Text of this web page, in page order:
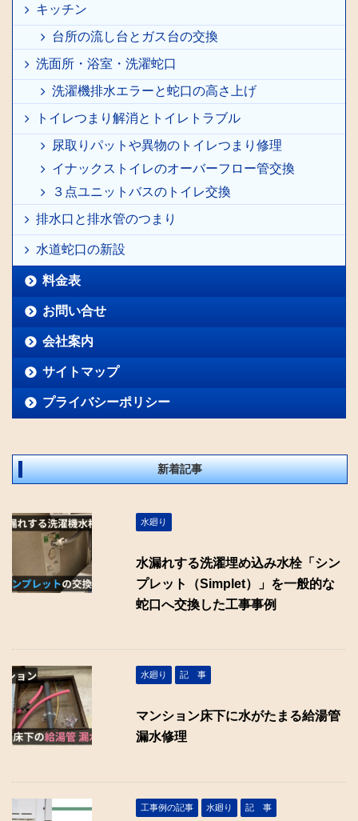
キッチン
台所の流し台とガス台の交換
洗面所・浴室・洗濯蛇口
洗濯機排水エラーと蛇口の高さ上げ
トイレつまり解消とトイレトラブル
尿取りパットや異物のトイレつまり修理
イナックストイレのオーバーフロー管交換
３点ユニットバスのトイレ交換
排水口と排水管のつまり
水道蛇口の新設
料金表
お問い合せ
会社案内
サイトマップ
プライバシーポリシー
新着記事
水廻り
水漏れする洗濯埋め込み水栓「シン
プレット（Simplet）」を一般的な
蛇口へ交換した工事事例
水廻り 記 事
マンション床下に水がたまる給湯管
漏水修理
工事例の記事 水廻り 記 事